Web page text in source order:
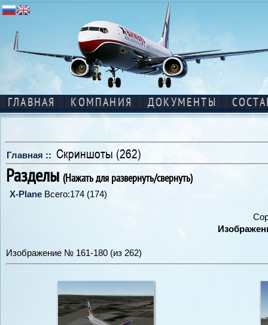
ГЛАВНАЯ КОМПАНИЯ ДОКУМЕНТЫ
Главная :: Скриншоты (262)
Разделы (Нажать для развернуть/свернуть)
X-Plane Всего:174 (174)
Изображение № 161-180 (из 262)